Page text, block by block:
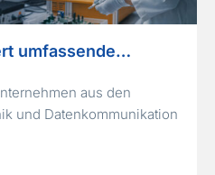
umfassende…
aus den
und Datenkommunikation